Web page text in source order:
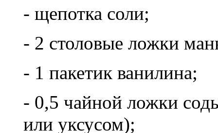
- щепотка соли;
- 2 столовые ложки
- 1 пакетик ванилина;
- 0,5 чайной ложки
или уксусом);